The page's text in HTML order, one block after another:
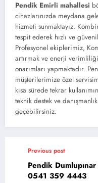
Pendik Emirli mahallesi
cihazlarınızda meydana
hizmeti sunmaktayız.
tespit ederek hızlı ve
Profesyonel ekiplerimiz,
artırmak ve enerji
onarımları yapmaktadır.
müşterilerimize özel
kısa sürede tekrar
teknik destek ve
geçebilirsiniz.
Previous post
Pendik
0541 359 4443